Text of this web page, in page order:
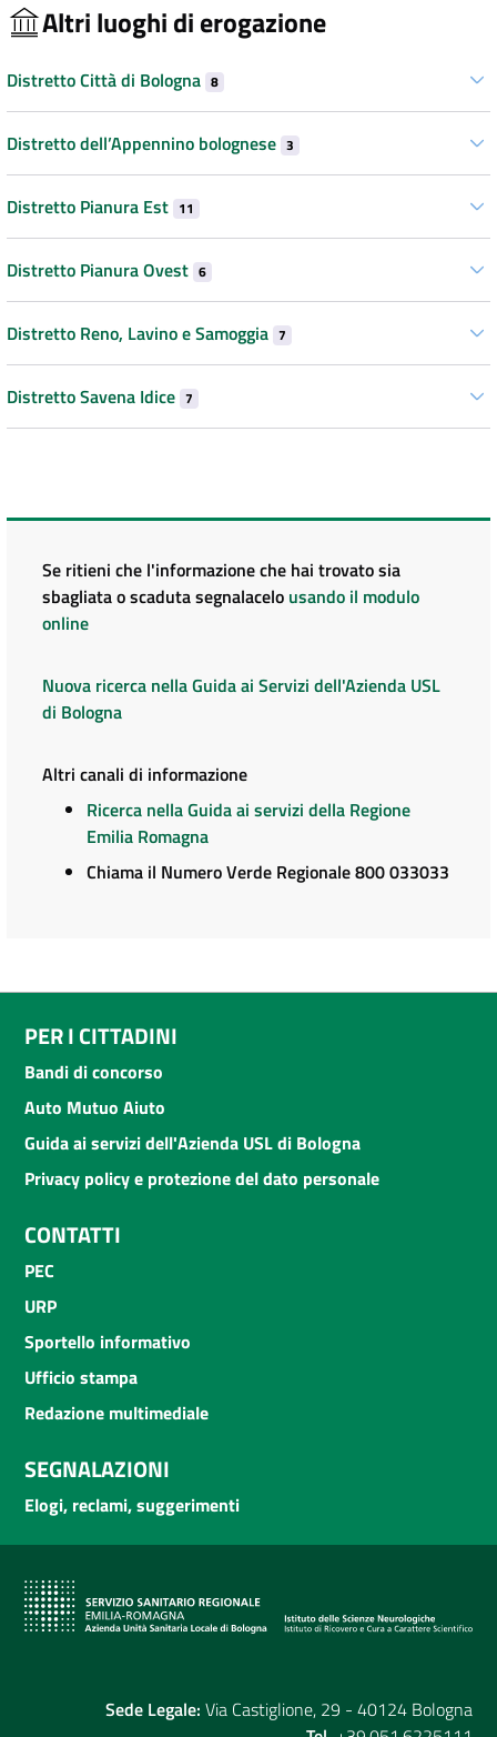
Altri luoghi di erogazione
Distretto Città di Bologna 8
Distretto dell’Appennino bolognese 3
Distretto Pianura Est 11
Distretto Pianura Ovest 6
Distretto Reno, Lavino e Samoggia 7
Distretto Savena Idice 7
Se ritieni che l'informazione che hai trovato sia
sbagliata o scaduta segnalacelo usando il modulo
online
Nuova ricerca nella Guida ai Servizi dell'Azienda USL
di Bologna
Altri canali di informazione
Ricerca nella Guida ai servizi della Regione
Emilia Romagna
Chiama il Numero Verde Regionale 800 033033
PER I CITTADINI
Bandi di concorso
Auto Mutuo Aiuto
Guida ai servizi dell'Azienda USL di Bologna
Privacy policy e protezione del dato personale
CONTATTI
PEC
URP
Sportello informativo
Ufficio stampa
Redazione multimediale
SEGNALAZIONI
Elogi, reclami, suggerimenti
Sede Legale: Via Castiglione, 29 - 40124 Bologna